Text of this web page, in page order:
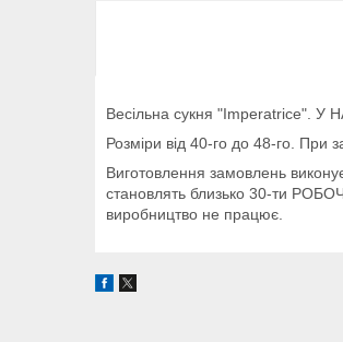
Весільна сукня "Imperatrice".
Розміри від 40-го до 48-го. При
Виготовлення замовлень
становлять близько 30-ти
виробництво не працює.